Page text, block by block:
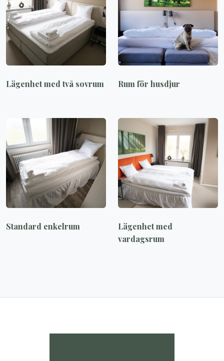
Lägenhet med två sovrum Rum för husdjur
Standard enkelrum
Lägenhet med
vardagsrum